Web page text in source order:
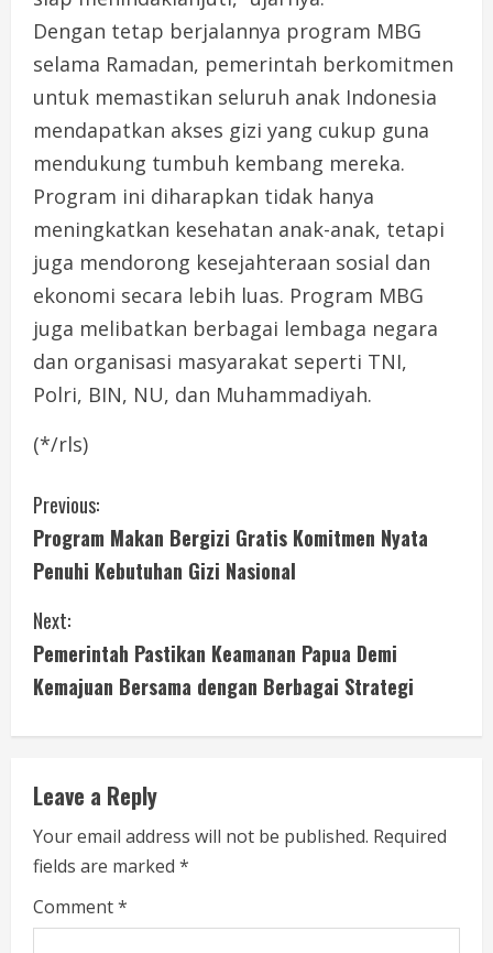
Dengan tetap berjalannya program MBG
selama Ramadan, pemerintah berkomitmen
untuk memastikan seluruh anak Indonesia
mendapatkan akses gizi yang cukup guna
mendukung tumbuh kembang mereka.
Program ini diharapkan tidak hanya
meningkatkan kesehatan anak-anak, tetapi
juga mendorong kesejahteraan sosial dan
ekonomi secara lebih luas. Program MBG
juga melibatkan berbagai lembaga negara
dan organisasi masyarakat seperti TNI,
Polri, BIN, NU, dan Muhammadiyah.
(*/rls)
C
o
n
t
i
n
u
e
R
e
Previous:
Program Makan Bergizi Gratis Komitmen Nyata
Penuhi Kebutuhan Gizi Nasional
Next:
Pemerintah Pastikan Keamanan Papua Demi
Kemajuan Bersama dengan Berbagai Strategi
Leave a Reply
Your email address will not be published. Required
fields are marked *
Comment*